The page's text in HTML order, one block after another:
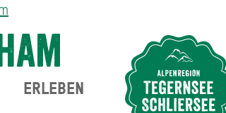
ERLEBEN
Suche abschicken